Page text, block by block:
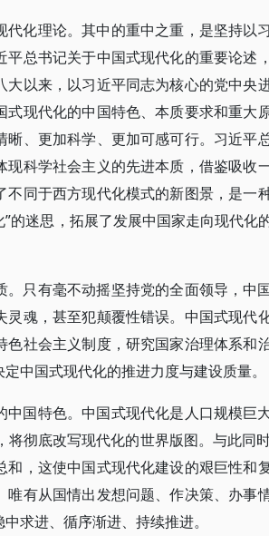
化理论。其中的重中之重，是坚持以
总书记关于中国式现代化的重要论述
以来，以习近平同志为核心的党中央
现代化的中国特色、本质要求和重大
、更加科学、更加可感可行。习近平
科学社会主义的先进本质，借鉴吸收
同于西方现代化模式的新图景，是一
的迷思，拓展了发展中国家走向现代化
只有毫不动摇坚持党的全面领导，中
魂，甚至犯颠覆性错误。中国式现代
社会主义制度，研究国家治理体系和
中国式现代化的推进力度与建设质量。
国特色。中国式现代化是人口规模巨
彻底改写现代化的世界版图。与此同
，这使中国式现代化建设的艰巨性和
有从国情出发想问题、作决策、办事
求进、循序渐进、持续推进。